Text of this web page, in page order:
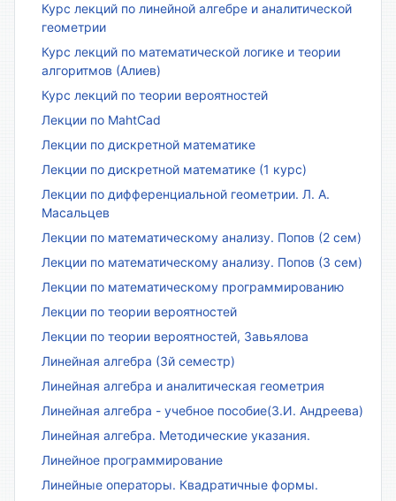
Курс лекций по линейной алгебре и аналитической
геометрии
Курс лекций по математической логике и теории
алгоритмов (Алиев)
Курс лекций по теории вероятностей
Лекции по MahtCad
Лекции по дискретной математике
Лекции по дискретной математике (1 курс)
Лекции по дифференциальной геометрии. Л. А.
Масальцев
Лекции по математическому анализу. Попов (2 сем)
Лекции по математическому анализу. Попов (3 сем)
Лекции по математическому программированию
Лекции по теории вероятностей
Лекции по теории вероятностей, Завьялова
Линейная алгебра (3й семестр)
Линейная алгебра и аналитическая геометрия
Линейная алгебра - учебное пособие(З.И. Андреева)
Линейная алгебра. Методические указания.
Линейное программирование
Линейные операторы. Квадратичные формы.